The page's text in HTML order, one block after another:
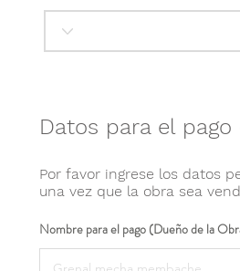
Datos para el
Por favor ingrese los datos
una vez que la obra sea
Nombre para el pago (Dueño de la